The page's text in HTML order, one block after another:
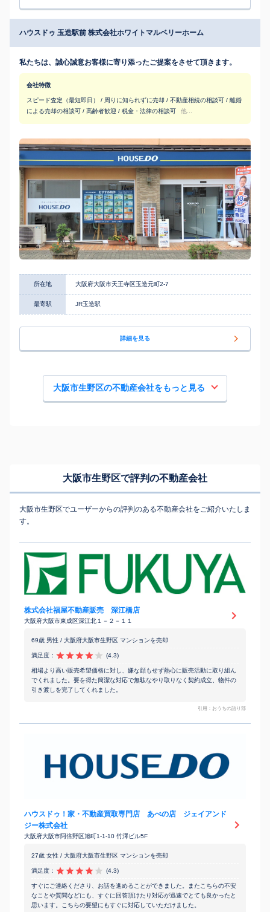
ハウスドゥ 玉造駅前 株式会社ホワイトマルベリーホーム
私たちは、誠心誠意お客様に寄り添ったご提案をさせて頂きます。
会社特徴
スピード査定（最短即日） / 周りに知られずに売却 / 不動産相続の相談可 / 離婚
による売却の相談可 / 高齢者歓迎 / 税金・法律の相談可
他...
所在地 大阪府大阪市天王寺区玉造元町2-7
最寄駅 JR玉造駅
詳細を見る
大阪市生野区の不動産会社をもっと見る
大阪市生野区で評判の不動産会社
大阪市生野区でユーザーからの評判のある不動産会社をご紹介いたしま
す。
株式会社福屋不動産販売 深江橋店
大阪府大阪市東成区深江北１－２－１１
69歳 男性 / 大阪府大阪市生野区 マンションを売却
満足度： (4.3)
相場より高い販売希望価格に対し、嫌な顔もせず熱心に販売活動に取り組ん
でくれました。要を得た簡潔な対応で無駄なやり取りなく契約成立、物件の
引き渡しを完了してくれました。
引用：おうちの語り部
ハウスドゥ！家・不動産買取専門店 あべの店 ジェイアンド
ジー株式会社
大阪府大阪市阿倍野区旭町1-1-10 竹澤ビル5F
27歳 女性 / 大阪府大阪市生野区 マンションを売却
満足度： (4.3)
すぐにご連絡くださり、お話を進めることができました。またこちらの不安
なことや質問などにも、すぐに回答頂けたり対応が迅速でとても良かったと
思います。こちらの要望にもすぐに対応していただけました。